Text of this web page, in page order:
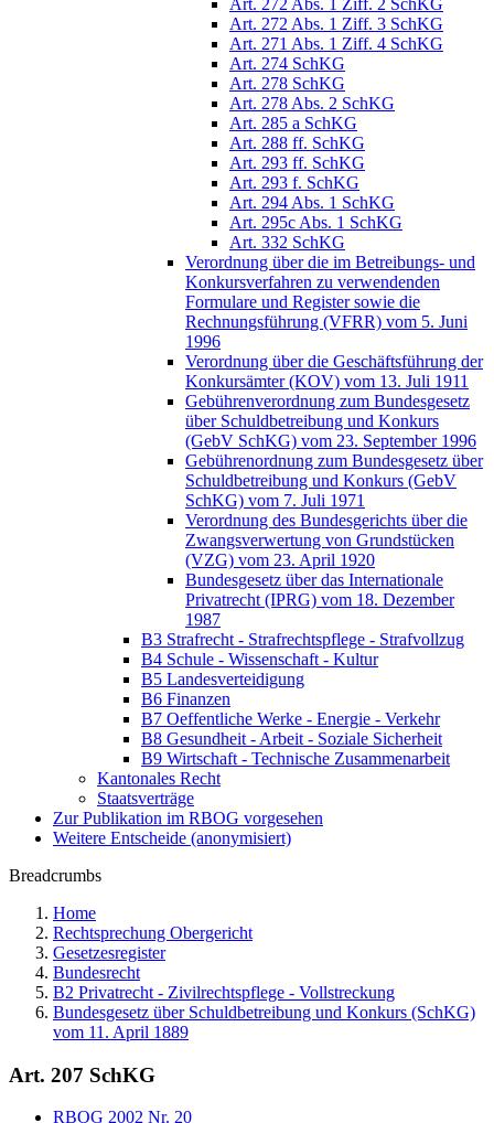
Art. 272 Abs. 1 Ziff. 2 SchKG
Art. 272 Abs. 1 Ziff. 3 SchKG
Art. 271 Abs. 1 Ziff. 4 SchKG
Art. 274 SchKG
Art. 278 SchKG
Art. 278 Abs. 2 SchKG
Art. 285 a SchKG
Art. 288 ff. SchKG
Art. 293 ff. SchKG
Art. 293 f. SchKG
Art. 294 Abs. 1 SchKG
Art. 295c Abs. 1 SchKG
Art. 332 SchKG
Verordnung über die im Betreibungs- und
Konkursverfahren zu verwendenden
Formulare und Register sowie die
Rechnungsführung (VFRR) vom 5. Juni
1996
Verordnung über die Geschäftsführung der
Konkursämter (KOV) vom 13. Juli 1911
Gebührenverordnung zum Bundesgesetz
über Schuldbetreibung und Konkurs
(GebV SchKG) vom 23. September 1996
Gebührenordnung zum Bundesgesetz über
Schuldbetreibung und Konkurs (GebV
SchKG) vom 7. Juli 1971
Verordnung des Bundesgerichts über die
Zwangsverwertung von Grundstücken
(VZG) vom 23. April 1920
Bundesgesetz über das Internationale
Privatrecht (IPRG) vom 18. Dezember
1987
B3 Strafrecht - Strafrechtspflege - Strafvollzug
B4 Schule - Wissenschaft - Kultur
B5 Landesverteidigung
B6 Finanzen
B7 Oeffentliche Werke - Energie - Verkehr
B8 Gesundheit - Arbeit - Soziale Sicherheit
B9 Wirtschaft - Technische Zusammenarbeit
Kantonales Recht
Staatsverträge
Zur Publikation im RBOG vorgesehen
Weitere Entscheide (anonymisiert)
Breadcrumbs
Home
Rechtsprechung Obergericht
Gesetzesregister
Bundesrecht
B2 Privatrecht - Zivilrechtspflege - Vollstreckung
Bundesgesetz über Schuldbetreibung und Konkurs (SchKG)
vom 11. April 1889
Art. 207 SchKG
RBOG 2002 Nr. 20